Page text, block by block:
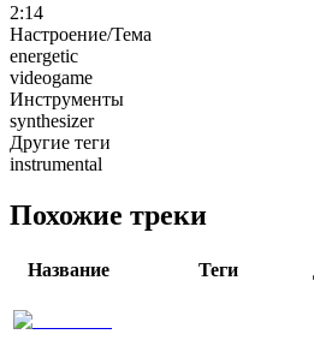
2:14
Настроение/Тема
energetic
videogame
Инструменты
synthesizer
Другие теги
instrumental
Похожие треки
Название Теги